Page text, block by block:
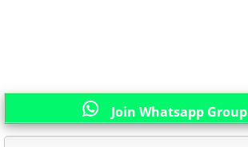
Join Whatsapp Group